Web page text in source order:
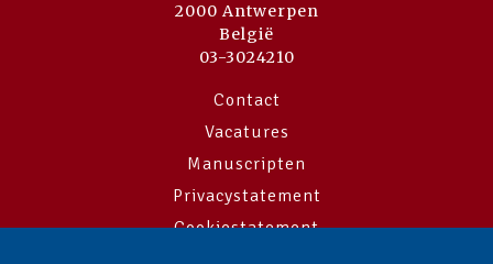
2000 Antwerpen
België
03-3024210
Contact
Vacatures
Manuscripten
Privacystatement
Cookiestatement